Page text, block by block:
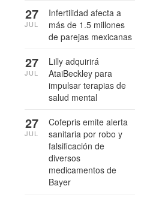
Infertilidad afecta a
más de 1.5 millones
de parejas mexicanas
27
JUL
Lilly adquirirá
AtaiBeckley para
impulsar terapias de
salud mental
27
JUL
Cofepris emite alerta
sanitaria por robo y
falsificación de
diversos
medicamentos de
Bayer
27
JUL